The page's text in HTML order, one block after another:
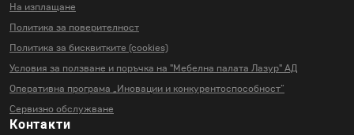
На изплащане
Политика за поверителност
Политика за бисквитките (cookies)
Условия за ползване и поръчка на "Мебелна палата Лазур" АД
Оперативна програма „Иновации и конкурентоспособност“
Сервизно обслужване
Контакти